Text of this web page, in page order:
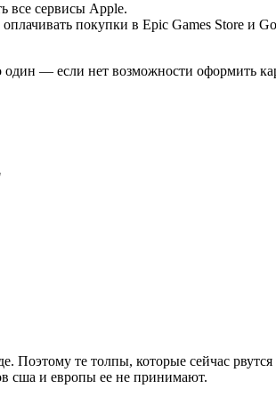
все сервисы Apple.
покупки в Epic Games Store и
один — если нет возможности оформить
Поэтому те толпы, которые сейчас рвутся
сша и европы ее не принимают.